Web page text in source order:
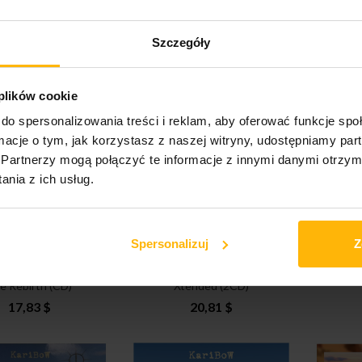
Szczegóły
cookie
spersonalizowania treści i reklam, aby oferować funkcje
o tym, jak korzystasz z naszej witryny, udostępniamy
mogą połączyć te informacje z innymi danymi
z ich usług.
Spersonalizuj
10,39 $
Karibow - Panterrania
(2CD)
25,27 $
Rebirth (CD)
17,83 $
Xtended (2CD)
20,81 $